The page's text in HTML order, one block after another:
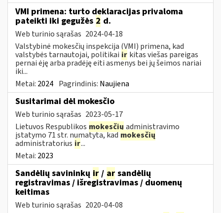
VMI primena: turto deklaracijas privaloma
pateikti iki gegužės 2 d.
Web turinio sąrašas 2024-04-18
Valstybinė mokesčių inspekcija (VMI) primena, kad
valstybės tarnautojai, politikai ir kitas viešas pareigas
pernai ėję arba pradėję eiti asmenys bei jų šeimos nariai
iki...
Metai: 2024 Pagrindinis: Naujiena
Susitarimai dėl mokesčio
Web turinio sąrašas 2023-05-17
Lietuvos Respublikos mokesčių administravimo
įstatymo 71 str. numatyta, kadmokesčių
administratorius ir...
Metai: 2023
Sandėlių savininkų ir / ar sandėlių
registravimas / išregistravimas / duomenų
keitimas
Web turinio sąrašas 2020-04-08